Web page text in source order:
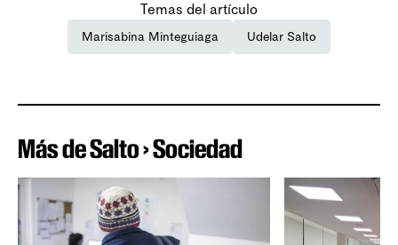
Temas del artículo
Marisabina Minteguiaga Udelar Salto
Más de Salto › Sociedad